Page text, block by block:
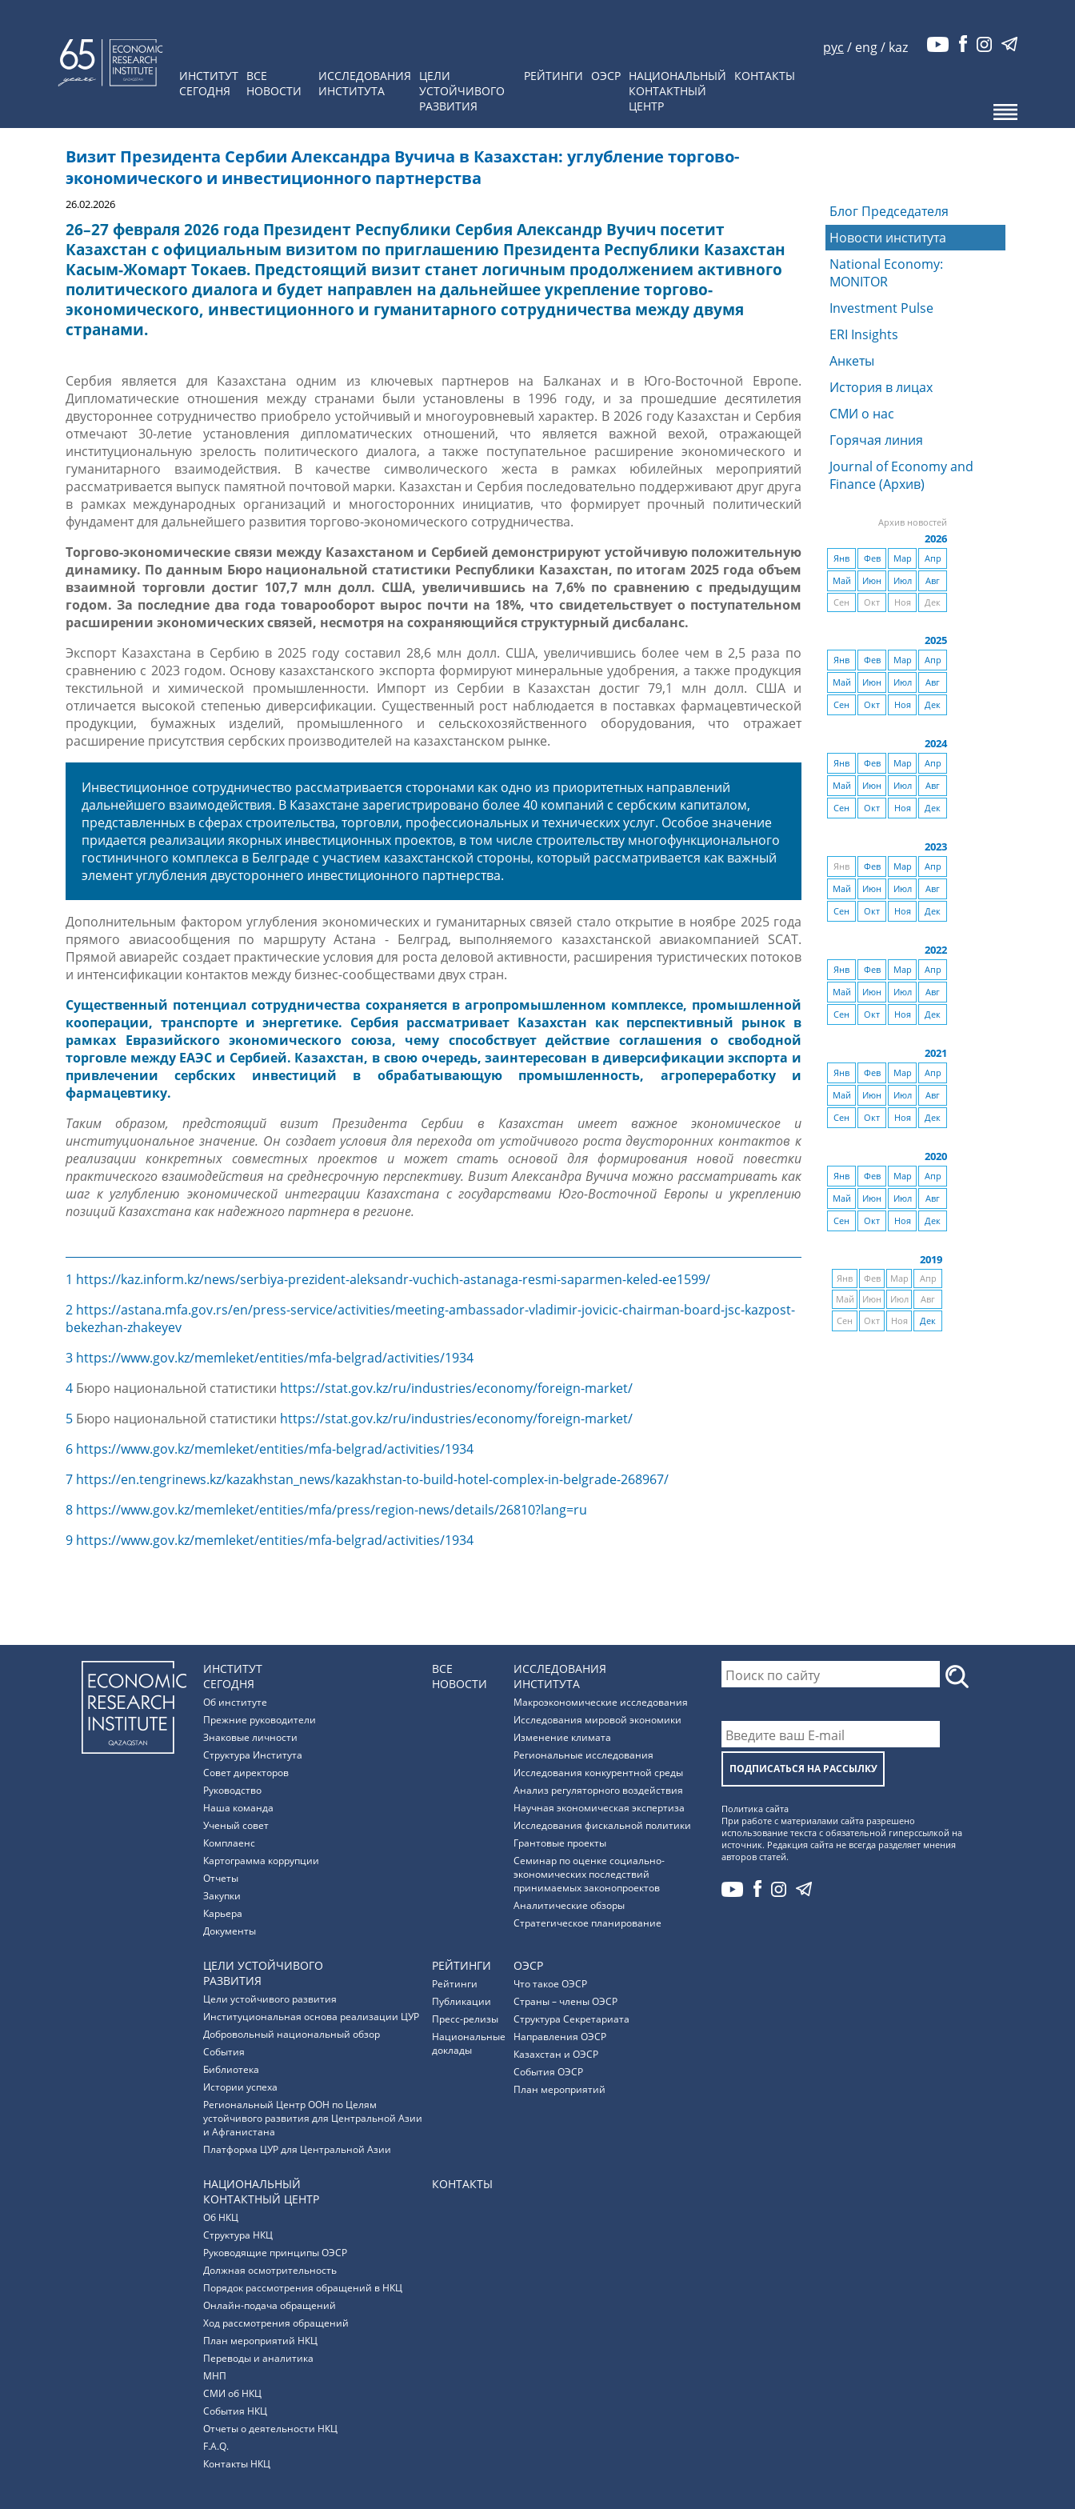
ИНСТИТУТ
СЕГОДНЯ
ВСЕ
НОВОСТИ
ИССЛЕДОВАНИЯ
ИНСТИТУТА
ЦЕЛИ
УСТОЙЧИВОГО
РАЗВИТИЯ
РЕЙТИНГИ ОЭСР НАЦИОНАЛЬНЫЙ
КОНТАКТНЫЙ
ЦЕНТР
КОНТАКТЫ
рус / eng/ kaz
Визит Президента Сербии Александра Вучича в Казахстан: углубление торгово-
экономического и инвестиционного партнерства
26.02.2026
26–27 февраля 2026 года Президент Республики Сербия Александр Вучич посетит
Казахстан с официальным визитом по приглашению Президента Республики Казахстан
Касым-Жомарт Токаев. Предстоящий визит станет логичным продолжением активного
политического диалога и будет направлен на дальнейшее укрепление торгово-
экономического, инвестиционного и гуманитарного сотрудничества между двумя
странами.
Сербия является для Казахстана одним из ключевых партнеров на Балканах и в Юго-Восточной Европе.
Дипломатические отношения между странами были установлены в 1996 году, и за прошедшие десятилетия
двустороннее сотрудничество приобрело устойчивый и многоуровневый характер. В 2026 году Казахстан и Сербия
отмечают 30-летие установления дипломатических отношений, что является важной вехой, отражающей
институциональную зрелость политического диалога, а также поступательное расширение экономического и
гуманитарного взаимодействия. В качестве символического жеста в рамках юбилейных мероприятий
рассматривается выпуск памятной почтовой марки. Казахстан и Сербия последовательно поддерживают друг друга
в рамках международных организаций и многосторонних инициатив, что формирует прочный политический
фундамент для дальнейшего развития торгово-экономического сотрудничества.
Торгово-экономические связи между Казахстаном и Сербией демонстрируют устойчивую положительную
динамику. По данным Бюро национальной статистики Республики Казахстан, по итогам 2025 года объем
взаимной торговли достиг 107,7 млн долл. США, увеличившись на 7,6% по сравнению с предыдущим
годом. За последние два года товарооборот вырос почти на 18%, что свидетельствует о поступательном
расширении экономических связей, несмотря на сохраняющийся структурный дисбаланс.
Экспорт Казахстана в Сербию в 2025 году составил 28,6 млн долл. США, увеличившись более чем в 2,5 раза по
сравнению с 2023 годом. Основу казахстанского экспорта формируют минеральные удобрения, а также продукция
текстильной и химической промышленности. Импорт из Сербии в Казахстан достиг 79,1 млн долл. США и
отличается высокой степенью диверсификации. Существенный рост наблюдается в поставках фармацевтической
продукции, бумажных изделий, промышленного и сельскохозяйственного оборудования, что отражает
расширение присутствия сербских производителей на казахстанском рынке.
Инвестиционное сотрудничество рассматривается сторонами как одно из приоритетных направлений
дальнейшего взаимодействия. В Казахстане зарегистрировано более 40 компаний с сербским капиталом,
представленных в сферах строительства, торговли, профессиональных и технических услуг. Особое значение
придается реализации якорных инвестиционных проектов, в том числе строительству многофункционального
гостиничного комплекса в Белграде с участием казахстанской стороны, который рассматривается как важный
элемент углубления двустороннего инвестиционного партнерства.
Дополнительным фактором углубления экономических и гуманитарных связей стало открытие в ноябре 2025 года
прямого авиасообщения по маршруту Астана - Белград, выполняемого казахстанской авиакомпанией SCAT.
Прямой авиарейс создает практические условия для роста деловой активности, расширения туристических потоков
и интенсификации контактов между бизнес-сообществами двух стран.
Существенный потенциал сотрудничества сохраняется в агропромышленном комплексе, промышленной
кооперации, транспорте и энергетике. Сербия рассматривает Казахстан как перспективный рынок в
рамках Евразийского экономического союза, чему способствует действие соглашения о свободной
торговле между ЕАЭС и Сербией. Казахстан, в свою очередь, заинтересован в диверсификации экспорта и
привлечении сербских инвестиций в обрабатывающую промышленность, агропереработку и
фармацевтику.
Таким образом, предстоящий визит Президента Сербии в Казахстан имеет важное экономическое и
институциональное значение. Он создает условия для перехода от устойчивого роста двусторонних контактов к
реализации конкретных совместных проектов и может стать основой для формирования новой повестки
практического взаимодействия на среднесрочную перспективу. Визит Александра Вучича можно рассматривать как
шаг к углублению экономической интеграции Казахстана с государствами Юго-Восточной Европы и укреплению
позиций Казахстана как надежного партнера в регионе.
1 https://kaz.inform.kz/news/serbiya-prezident-aleksandr-vuchich-astanaga-resmi-saparmen-keled-ee1599/
2 https://astana.mfa.gov.rs/en/press-service/activities/meeting-ambassador-vladimir-jovicic-chairman-board-jsc-kazpost-
bekezhan-zhakeyev
3 https://www.gov.kz/memleket/entities/mfa-belgrad/activities/1934
4 Бюро национальной статистики https://stat.gov.kz/ru/industries/economy/foreign-market/
5 Бюро национальной статистики https://stat.gov.kz/ru/industries/economy/foreign-market/
6 https://www.gov.kz/memleket/entities/mfa-belgrad/activities/1934
7 https://en.tengrinews.kz/kazakhstan_news/kazakhstan-to-build-hotel-complex-in-belgrade-268967/
8 https://www.gov.kz/memleket/entities/mfa/press/region-news/details/26810?lang=ru
9 https://www.gov.kz/memleket/entities/mfa-belgrad/activities/1934
Блог Председателя
Новости института
National Economy:
MONITOR
Investment Pulse
ERI Insights
Анкеты
История в лицах
СМИ о нас
Горячая линия
Journal of Economy and
Finance (Архив)
Архив новостей
2026
Янв Фев Мар
Апр
Май
Июн Июл
Авг
Сен
Окт Ноя Дек
2025
Янв Фев Мар
Апр
Май
Июн Июл
Авг
Сен
Окт Ноя Дек
2024
Янв Фев Мар
Апр
Май
Июн Июл
Авг
Сен
Окт Ноя Дек
2023
Янв Фев Мар
Апр
Май
Июн Июл
Авг
Сен
Окт Ноя Дек
2022
Янв Фев Мар
Апр
Май
Июн Июл
Авг
Сен
Окт Ноя Дек
2021
Янв Фев Мар
Апр
Май
Июн Июл
Авг
Сен
Окт Ноя Дек
2020
Янв Фев Мар
Апр
Май
Июн Июл
Авг
Сен
Окт Ноя Дек
2019
Янв Фев Мар
Апр
Май
Июн Июл
Авг
Сен
Окт Ноя Дек
ИНСТИТУТ
СЕГОДНЯ
Об институте
Прежние руководители
Знаковые личности
Структура Института
Совет директоров
Руководство
Наша команда
Ученый совет
Комплаенс
Картограмма коррупции
Отчеты
Закупки
Карьера
Документы
ВСЕ
НОВОСТИ
ИССЛЕДОВАНИЯ
ИНСТИТУТА
Макроэкономические исследования
Исследования мировой экономики
Изменение климата
Региональные исследования
Исследования конкурентной среды
Анализ регуляторного воздействия
Научная экономическая экспертиза
Исследования фискальной политики
Грантовые проекты
Семинар по оценке социально-
экономических последствий
принимаемых законопроектов
Аналитические обзоры
Стратегическое планирование
ЦЕЛИ УСТОЙЧИВОГО
РАЗВИТИЯ
Цели устойчивого развития
Институциональная основа реализации ЦУР
Добровольный национальный обзор
События
Библиотека
Истории успеха
Региональный Центр ООН по Целям
устойчивого развития для Центральной Азии
и Афганистана
Платформа ЦУР для Центральной Азии
РЕЙТИНГИ
Рейтинги
Публикации
Пресс-релизы
Национальные
доклады
ОЭСР
Что такое ОЭСР
Страны – члены ОЭСР
Структура Секретариата
Направления ОЭСР
Казахстан и ОЭСР
События ОЭСР
План мероприятий
НАЦИОНАЛЬНЫЙ
КОНТАКТНЫЙ ЦЕНТР
Об НКЦ
Структура НКЦ
Руководящие принципы ОЭСР
Должная осмотрительность
Порядок рассмотрения обращений в НКЦ
Онлайн-подача обращений
Ход рассмотрения обращений
План мероприятий НКЦ
Переводы и аналитика
МНП
СМИ об НКЦ
События НКЦ
Отчеты о деятельности НКЦ
F.A.Q.
Контакты НКЦ
КОНТАКТЫ
ПОДПИСАТЬСЯ НА РАССЫЛКУ
Политика сайта
При работе с материалами сайта разрешено
использование текста с обязательной гиперссылкой на
источник. Редакция сайта не всегда разделяет мнения
авторов статей.